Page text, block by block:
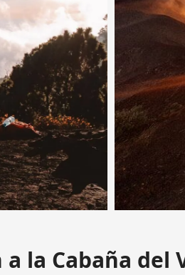
a la Cabaña del